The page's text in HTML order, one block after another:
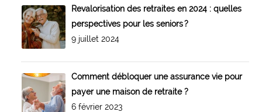
Revalorisation des retraites en 2024 : quelles
perspectives pour les seniors ?
9 juillet 2024
Comment débloquer une assurance vie pour
payer une maison de retraite ?
6 février 2023